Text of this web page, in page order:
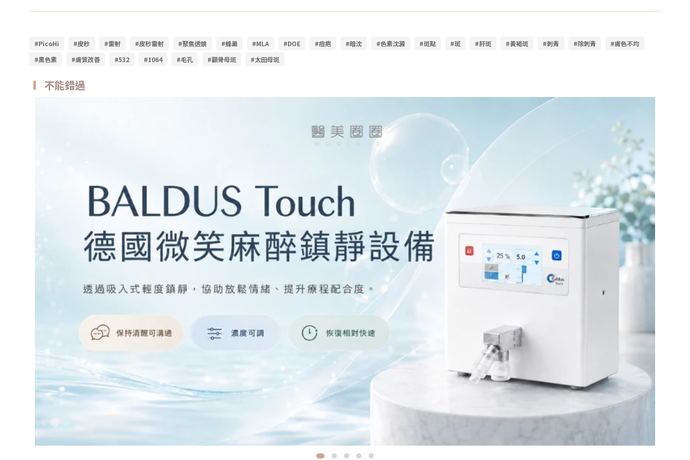
#PicoHi #皮秒 #雷射 #皮秒雷射 #聚焦透鏡 #蜂巢 #MLA #DOE #痘疤 #暗沈 #色素沈澱 #斑點 #斑 #肝斑 #黃褐斑 #刺青 #除刺青
#膚色不均
#黑色素
#膚質改善 #532 #1064 #毛孔 #顴骨母斑 #太田母斑
不能錯過